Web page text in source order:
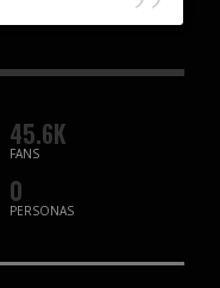
45.6K
FANS
0
PERSONAS